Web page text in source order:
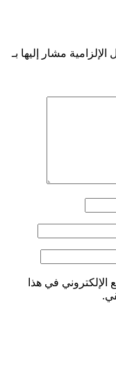
الإلزامية مشار إليها بـ
الإلكتروني في هذا